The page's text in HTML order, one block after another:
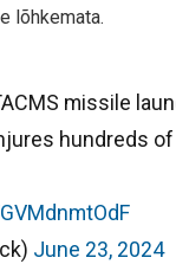
lõhkemata.
missile
hundreds
June 23, 2024